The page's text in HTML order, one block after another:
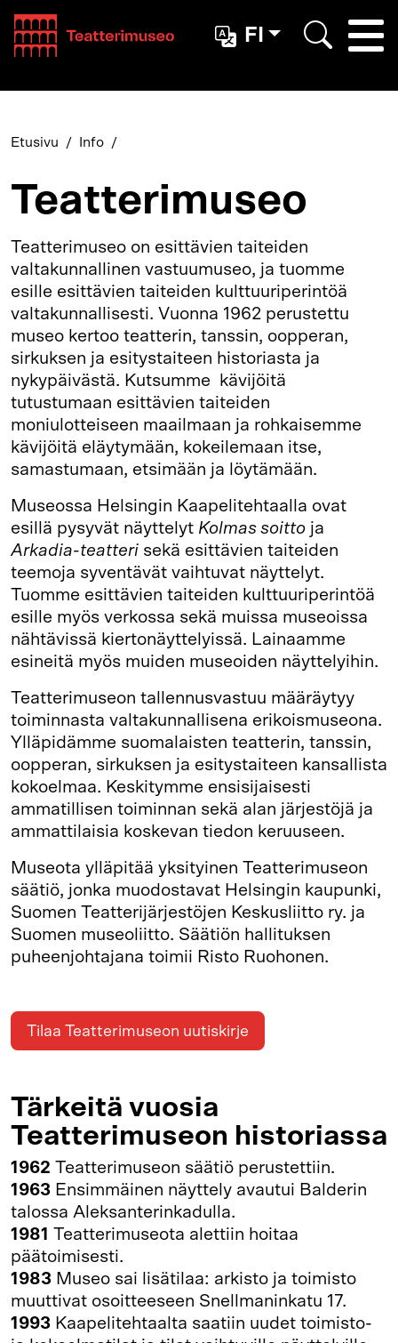
Teatterimuseo
FI
Etusivu Info
Teatterimuseo
Teatterimuseo on esittävien taiteiden
valtakunnallinen vastuumuseo, ja tuomme
esille esittävien taiteiden kulttuuriperintöä
valtakunnallisesti. Vuonna 1962 perustettu
museo kertoo teatterin, tanssin, oopperan,
sirkuksen ja esitystaiteen historiasta ja
nykypäivästä. Kutsumme kävijöitä
tutustumaan esittävien taiteiden
moniulotteiseen maailmaan ja rohkaisemme
kävijöitä eläytymään, kokeilemaan itse,
samastumaan, etsimään ja löytämään.
Museossa Helsingin Kaapelitehtaalla ovat
esillä pysyvät näyttelyt Kolmas soitto ja
Arkadia-teatteri sekä esittävien taiteiden
teemoja syventävät vaihtuvat näyttelyt.
Tuomme esittävien taiteiden kulttuuriperintöä
esille myös verkossa sekä muissa museoissa
nähtävissä kiertonäyttelyissä. Lainaamme
esineitä myös muiden museoiden näyttelyihin.
Teatterimuseon tallennusvastuu määräytyy
toiminnasta valtakunnallisena erikoismuseona.
Ylläpidämme suomalaisten teatterin, tanssin,
oopperan, sirkuksen ja esitystaiteen kansallista
kokoelmaa. Keskitymme ensisijaisesti
ammatillisen toiminnan sekä alan järjestöjä ja
ammattilaisia koskevan tiedon keruuseen.
Museota ylläpitää yksityinen Teatterimuseon
säätiö, jonka muodostavat Helsingin kaupunki,
Suomen Teatterijärjestöjen Keskusliitto ry. ja
Suomen museoliitto. Säätiön hallituksen
puheenjohtajana toimii Risto Ruohonen.
Tilaa Teatterimuseon uutiskirje
Tärkeitä vuosia
Teatterimuseon historiassa
1962 Teatterimuseon säätiö perustettiin.
1963 Ensimmäinen näyttely avautui Balderin
talossa Aleksanterinkadulla.
1981 Teatterimuseota alettiin hoitaa
päätoimisesti.
1983 Museo sai lisätilaa: arkisto ja toimisto
muuttivat osoitteeseen Snellmaninkatu 17.
1993 Kaapelitehtaalta saatiin uudet toimisto-